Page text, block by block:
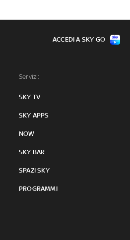
Servizi:
SKY TV
SKY APPS
NOW
SKY BAR
SPAZI SKY
PROGRAMMI
ACCEDI A SKY GO